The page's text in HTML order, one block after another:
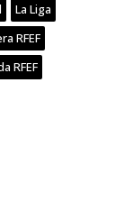
La Liga
RFEF
RFEF